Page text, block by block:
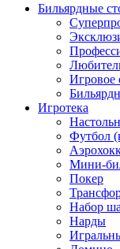
Бильярдные
Игровое
Игротека
Футбол
Мини-
Покер
Набор
Нарды